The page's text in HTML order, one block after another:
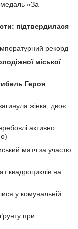
медаль «За
підтвердилася
рекорд
міської
Героя
жінка, двоє
активно
матч за участю
квадроциклів на
у комунальній
при